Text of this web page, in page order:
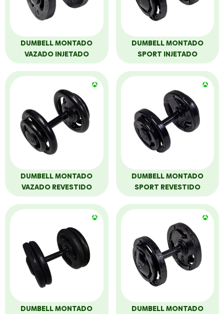
DUMBELL MONTADO
VAZADO INJETADO
DUMBELL MONTADO
SPORT INJETADO
DUMBELL MONTADO
VAZADO REVESTIDO
DUMBELL MONTADO
SPORT REVESTIDO
DUMBELL MONTADO
DUMBELL MONTADO